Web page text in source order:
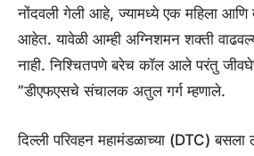
नोंदवली गेली आहे, ज्यामध्ये एक महिला
आहेत. यावेळी आम्ही अग्निशमन शक्ती
नाही. निश्चितपणे बरेच कॉल आले परंतु
”डीएफएसचे संचालक अतुल गर्ग म्हणाले.
दिल्ली परिवहन महामंडळाच्या (DTC) बसला